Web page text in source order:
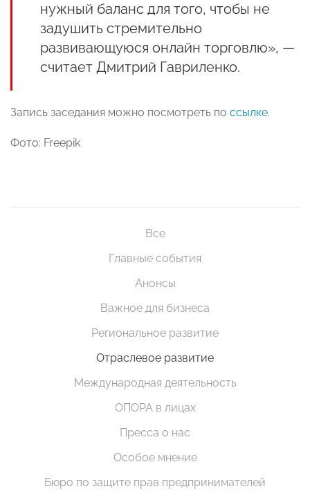
нужный баланс для того, чтобы не
задушить стремительно
развивающуюся онлайн торговлю», —
считает Дмитрий Гавриленко.
Запись заседания можно посмотреть по ссылке.
Фото: Freepik
Все
Главные события
Анонсы
Важное для бизнеса
Региональное развитие
Отраслевое развитие
Международная деятельность
ОПОРА в лицах
Пресса о нас
Особое мнение
Бюро по защите прав предпринимателей